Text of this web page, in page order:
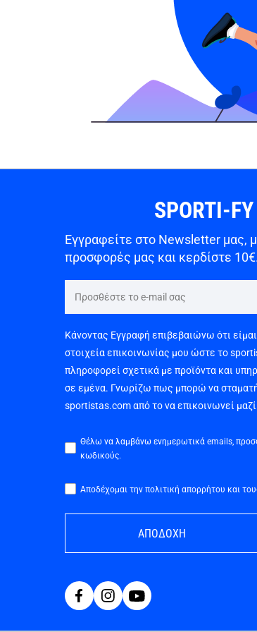
SPORTI-
Εγγραφείτε στο Newsletter μας,
προσφορές μας και κερδίστε
Κάνοντας Εγγραφή επιβεβαιώνω ότι
στοιχεία επικοινωνίας μου ώστε το
πληροφορεί σχετικά με προϊόντα και
σε εμένα. Γνωρίζω πως μπορώ να
sportistas.com από το να επικοινωνεί
Θέλω να λαμβάνω ενημερωτικά emails,
κωδικούς.
Αποδέχομαι την πολιτική απορρήτου και
ΑΠΟΔΟΧΗ